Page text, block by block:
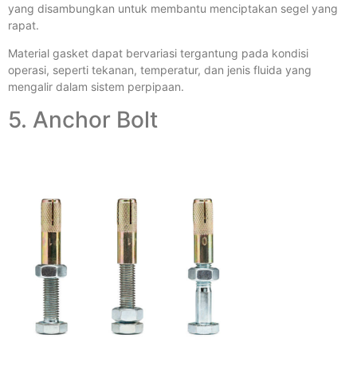
yang disambungkan untuk membantu menciptakan segel yang
rapat.
Material gasket dapat bervariasi tergantung pada kondisi
operasi, seperti tekanan, temperatur, dan jenis fluida yang
mengalir dalam sistem perpipaan.
5. Anchor Bolt